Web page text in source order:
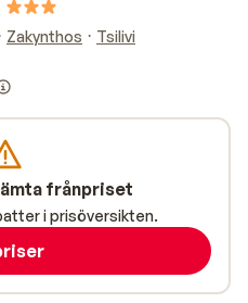
Zakynthos
Tsilivi
frånpriset
i prisöversikten.